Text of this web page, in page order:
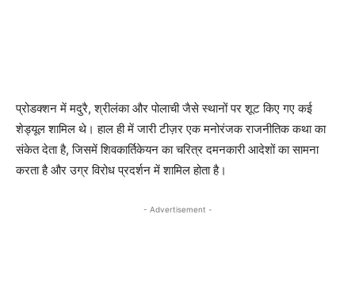
प्रोडक्शन में मदुरै, श्रीलंका और पोलाची जैसे स्थानों पर शूट किए गए कई
शेड्यूल शामिल थे। हाल ही में जारी टीज़र एक मनोरंजक राजनीतिक कथा का
संकेत देता है, जिसमें शिवकार्तिकेयन का चरित्र दमनकारी आदेशों का सामना
करता है और उग्र विरोध प्रदर्शन में शामिल होता है।
- Advertisement -